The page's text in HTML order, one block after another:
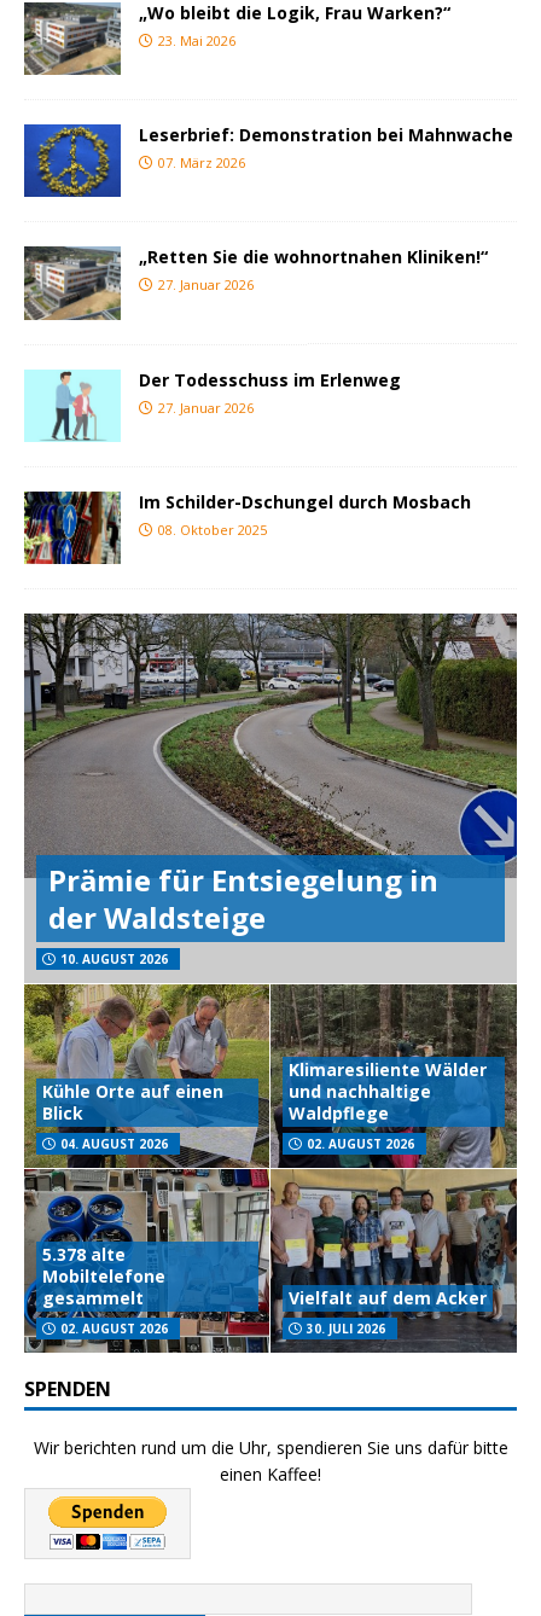
„Wo bleibt die Logik, Frau Warken?“
23. Mai 2026
Leserbrief: Demonstration bei Mahnwache
07. März 2026
„Retten Sie die wohnortnahen Kliniken!“
27. Januar 2026
Der Todesschuss im Erlenweg
27. Januar 2026
Im Schilder-Dschungel durch Mosbach
08. Oktober 2025
Prämie für Entsiegelung in
der Waldsteige
10. AUGUST 2026
Kühle Orte auf einen
Blick
04. AUGUST 2026
Klimaresiliente Wälder
und nachhaltige
Waldpflege
02. AUGUST 2026
5.378 alte
Mobiltelefone
gesammelt
02. AUGUST 2026
Vielfalt auf dem Acker
30. JULI 2026
SPENDEN
Wir berichten rund um die Uhr, spendieren Sie uns dafür bitte
einen Kaffee!